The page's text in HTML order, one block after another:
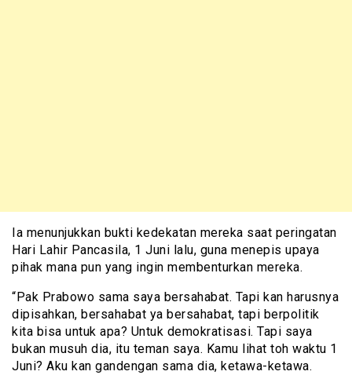
Ia menunjukkan bukti kedekatan mereka saat peringatan
Hari Lahir Pancasila, 1 Juni lalu, guna menepis upaya
pihak mana pun yang ingin membenturkan mereka.
“Pak Prabowo sama saya bersahabat. Tapi kan harusnya
dipisahkan, bersahabat ya bersahabat, tapi berpolitik
kita bisa untuk apa? Untuk demokratisasi. Tapi saya
bukan musuh dia, itu teman saya. Kamu lihat toh waktu 1
Juni? Aku kan gandengan sama dia, ketawa-ketawa.